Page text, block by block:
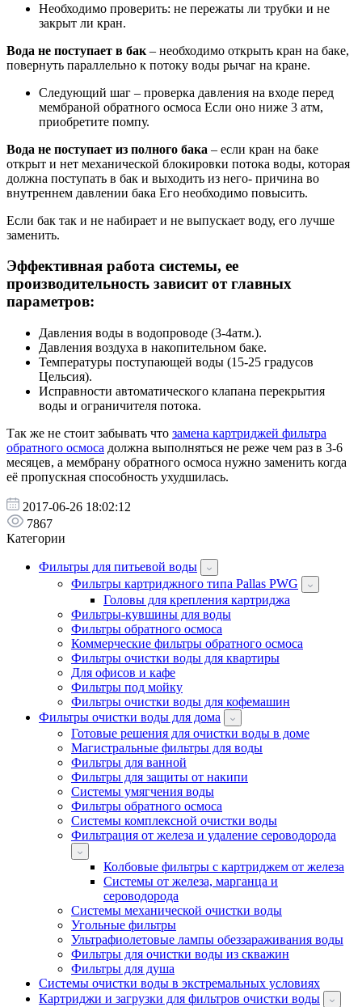
Необходимо проверить: не пережаты ли трубки и не
закрыт ли кран.
Вода не поступает в бак – необходимо открыть кран на баке,
повернуть параллельно к потоку воды рычаг на кране.
Следующий шаг – проверка давления на входе перед
мембраной обратного осмоса Если оно ниже 3 атм,
приобретите помпу.
Вода не поступает из полного бака – если кран на баке
открыт и нет механической блокировки потока воды, которая
должна поступать в бак и выходить из него- причина во
внутреннем давлении бака Его необходимо повысить.
Если бак так и не набирает и не выпускает воду, его лучше
заменить.
Эффективная работа системы, ее
производительность зависит от главных
параметров:
Давления воды в водопроводе (3-4атм.).
Давления воздуха в накопительном баке.
Температуры поступающей воды (15-25 градусов
Цельсия).
Исправности автоматического клапана перекрытия
воды и ограничителя потока.
Так же не стоит забывать что замена картриджей фильтра
обратного осмоса должна выполняться не реже чем раз в 3-6
месяцев, а мембрану обратного осмоса нужно заменить когда
её пропускная способность ухудшилась.
2017-06-26 18:02:12
7867
Категории
Фильтры для питьевой воды
Фильтры картриджного типа Pallas PWG
Головы для крепления картриджа
Фильтры-кувшины для воды
Фильтры обратного осмоса
Коммерческие фильтры обратного осмоса
Фильтры очистки воды для квартиры
Для офисов и кафе
Фильтры под мойку
Фильтры очистки воды для кофемашин
Фильтры очистки воды для дома
Готовые решения для очистки воды в доме
Магистральные фильтры для воды
Фильтры для ванной
Фильтры для защиты от накипи
Системы умягчения воды
Фильтры обратного осмоса
Системы комплексной очистки воды
Фильтрация от железа и удаление сероводорода
Колбовые фильтры с картриджем от железа
Системы от железа, марганца и
сероводорода
Системы механической очистки воды
Угольные фильтры
Ультрафиолетовые лампы обеззараживания воды
Фильтры для очистки воды из скважин
Фильтры для душа
Системы очистки воды в экстремальных условиях
Картриджи и загрузки для фильтров очистки воды